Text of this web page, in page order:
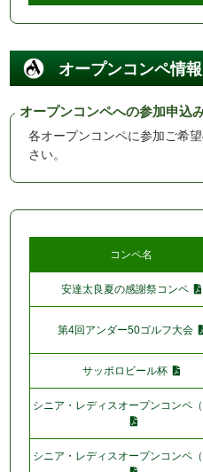
オープンコンペ情報
オープンコンペへの参加申込
各オープンコンペに参加ご希
さい。
コンペ名
安達太良夏の感謝祭コンペ
第4回アンダー50ゴルフ大会
サッポロビール杯
シニア・レディスオープンコンペ（
シニア・レディスオープンコンペ（